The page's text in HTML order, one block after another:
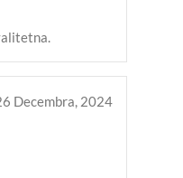
Decembra, 2024